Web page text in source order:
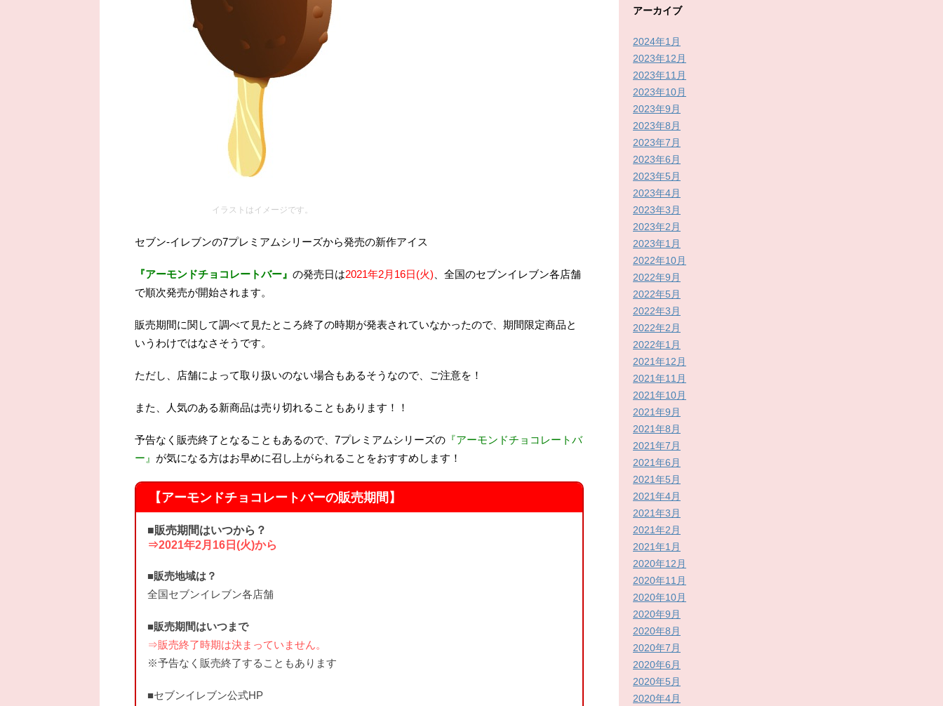
イラストはイメージです。
セブン-イレブンの7プレミアムシリーズから発売の新作アイス
『アーモンドチョコレートバー』 の発売日は2021年2月16日(火) 、全国のセブンイレブン各店舗
で順次発売が開始されます。
販売期間に関して調べて見たところ終了の時期が発表されていなかったので、期間限定商品と
いうわけではなさそうです。
ただし、店舗によって取り扱いのない場合もあるそうなので、ご注意を！
また、人気のある新商品は売り切れることもあります！！
予告なく販売終了となることもあるので、7プレミアムシリーズの 『アーモンドチョコレートバ
ー』 が気になる方はお早めに召し上がられることをおすすめします！
【アーモンドチョコレートバーの販売期間】
■販売期間はいつから？
⇒2021年2月16日(火)から
■販売地域は？
全国セブンイレブン各店舗
■販売期間はいつまで
⇒販売終了時期は決まっていません。
※予告なく販売終了することもあります
■セブンイレブン公式HP
アーカイブ
2024年1月
2023年12月
2023年11月
2023年10月
2023年9月
2023年8月
2023年7月
2023年6月
2023年5月
2023年4月
2023年3月
2023年2月
2023年1月
2022年10月
2022年9月
2022年5月
2022年3月
2022年2月
2022年1月
2021年12月
2021年11月
2021年10月
2021年9月
2021年8月
2021年7月
2021年6月
2021年5月
2021年4月
2021年3月
2021年2月
2021年1月
2020年12月
2020年11月
2020年10月
2020年9月
2020年8月
2020年7月
2020年6月
2020年5月
2020年4月